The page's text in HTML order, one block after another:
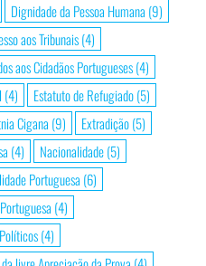
Dignidade da Pessoa Humana (9)
aos Tribunais(4)
aos Cidadãos Portugueses(4)
(4) Estatuto de Refugiado(5)
Cigana (9) Extradição(5)
(4) Nacionalidade(5)
Portuguesa (6)
(4)
(4)